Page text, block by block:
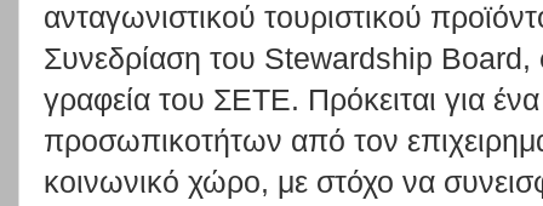
ανταγωνιστικού τουριστικού
Συνεδρίαση του Stewardship Board,
γραφεία του ΣΕΤΕ. Πρόκειται για
προσωπικοτήτων από τον
κοινωνικό χώρο, με στόχο να